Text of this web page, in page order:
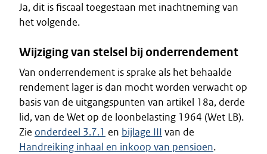
Ja, dit is fiscaal toegestaan met inachtneming van
het volgende.
Wijziging van stelsel bij onderrendement
Van onderrendement is sprake als het behaalde
rendement lager is dan mocht worden verwacht op
basis van de uitgangspunten van artikel 18a, derde
lid, van de Wet op de loonbelasting 1964 (Wet LB).
Zie onderdeel 3.7.1 en bijlage III van de
Handreiking inhaal en inkoop van pensioen.